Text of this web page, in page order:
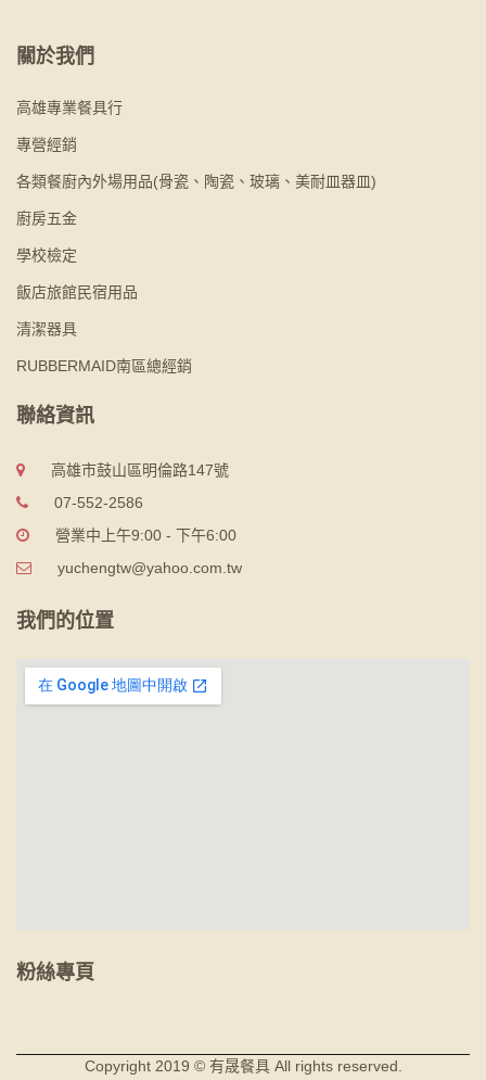
關於我們
高雄專業餐具行
專營經銷
各類餐廚內外場用品(骨瓷、陶瓷、玻璃、美耐皿器皿)
廚房五金
學校檢定
飯店旅館民宿用品
清潔器具
RUBBERMAID南區總經銷
聯絡資訊
高雄市鼓山區明倫路147號
07-552-2586
營業中上午9:00 - 下午6:00
yuchengtw@yahoo.com.tw
我們的位置
粉絲專頁
Copyright 2019 © 有晟餐具 All rights reserved.